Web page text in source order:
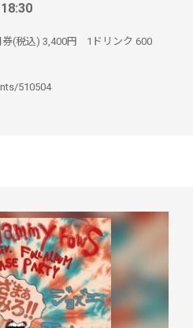
券(税込) 3,400円 1ドリンク 600
510504